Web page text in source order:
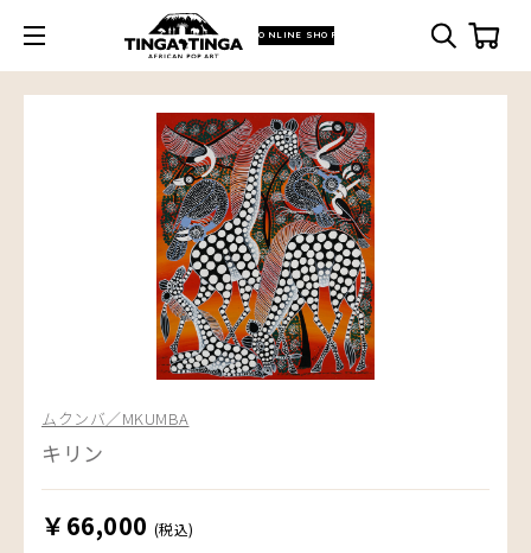
ONLINE SHOP
ムクンバ／MKUMBA
キリン
￥66,000 (税込)